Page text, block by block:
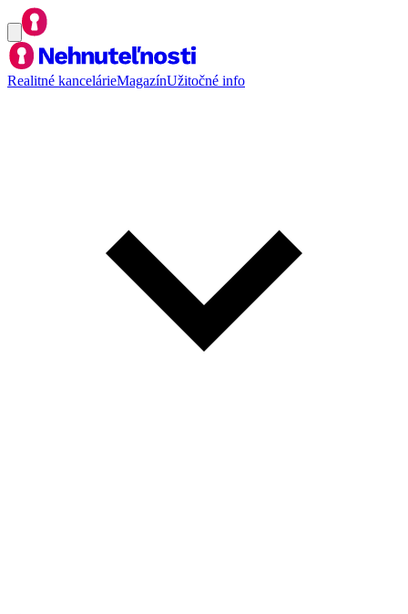
Realitné kancelárieMagazínUžitočné info